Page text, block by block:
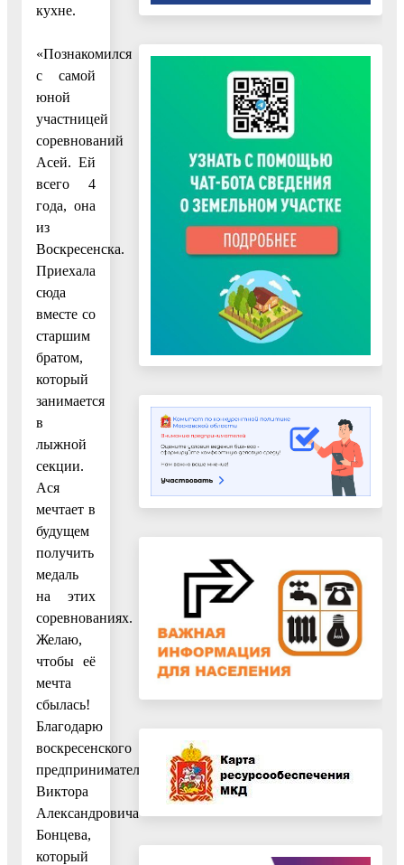
кухне.
«Познакомился
с самой
юной
участницей
соревнований
Асей. Ей
всего 4
года, она
из
Воскресенска.
Приехала
сюда
вместе со
старшим
братом,
который
занимается
в
лыжной
секции.
Ася
мечтает в
будущем
получить
медаль
на этих
соревнованиях.
Желаю,
чтобы её
мечта
сбылась!
Благодарю
воскресенского
предпринимателя
Виктора
Александровича
Бонцева,
который